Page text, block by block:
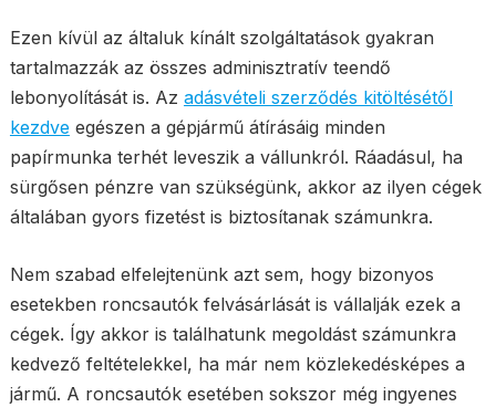
Ezen kívül az általuk kínált szolgáltatások gyakran
tartalmazzák az összes adminisztratív teendő
lebonyolítását is. Az adásvételi szerződés kitöltésétől
kezdveegészen a gépjármű átírásáig minden
papírmunka terhét leveszik a vállunkról. Ráadásul, ha
sürgősen pénzre van szükségünk, akkor az ilyen cégek
általában gyors fizetést is biztosítanak számunkra.
Nem szabad elfelejtenünk azt sem, hogy bizonyos
esetekben roncsautók felvásárlását is vállalják ezek a
cégek. Így akkor is találhatunk megoldást számunkra
kedvező feltételekkel, ha már nem közlekedésképes a
jármű. A roncsautók esetében sokszor még ingyenes